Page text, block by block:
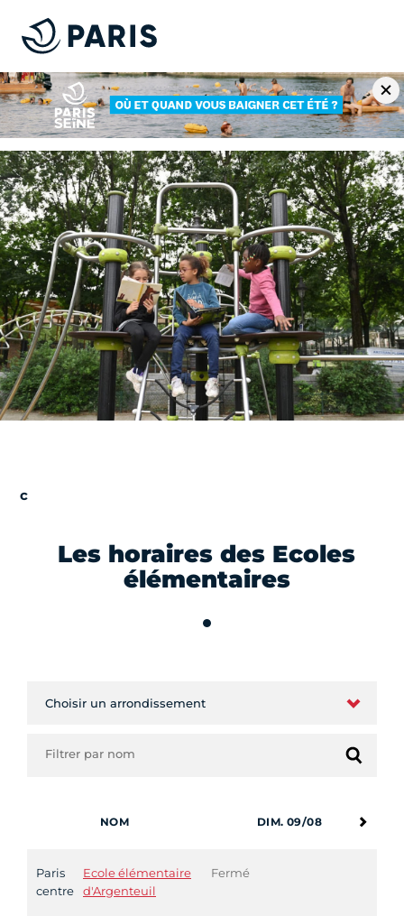
Les horaires des Ecoles
élémentaires
NOM DIM. 09/08
Paris
centre
Ecole élémentaire
d'Argenteuil
Fermé